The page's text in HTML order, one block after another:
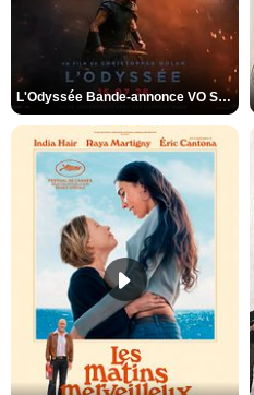
L'Odyssée Bande-annonce VO STFR